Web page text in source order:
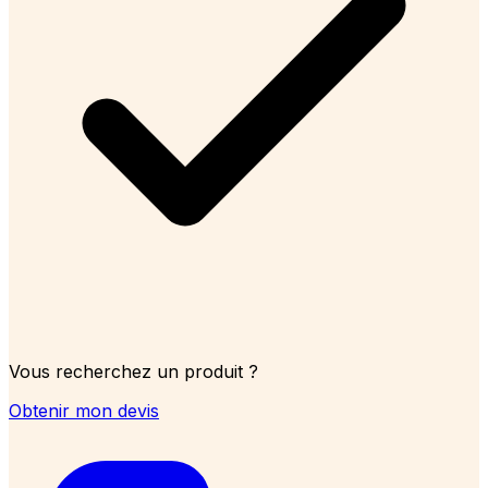
Vous recherchez un produit ?
Obtenir mon devis